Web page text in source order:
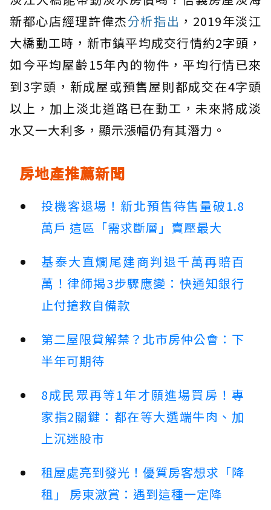
新都心店經理許偉杰分析指出 ，2019年淡江
大橋動工時，新市鎮平均成交行情約2字頭，
如今平均屋齡15年內的物件，平均行情已來
到3字頭，新成屋或預售屋則都成交在4字頭
以上，加上淡北道路已在動工，未來將成淡
水又一大利多，顯示漲幅仍有其潛力。
房地產推薦新聞
投機客退場！新北預售待售量破1.8
萬戶 這區「需求斷層」賣壓最大
基泰大直爛尾建商判退千萬再賠百
萬！律師揭3步驟應變：快通知銀行
止付搶救自備款
第二屋限貸解禁？北市房仲公會：下
半年可期待
8成民眾再等1年才願進場買房！專
家指2關鍵：都在等大選端牛肉、加
上沉迷股市
租屋處亮到發光！優質房客想求「降
租」 房東激賞：遇到這種一定降